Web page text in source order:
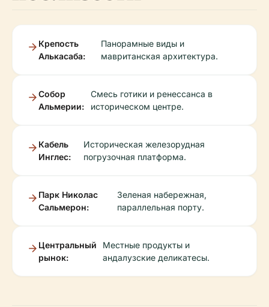
Крепость
Алькасаба:
Панорамные виды и
мавританская архитектура.
Собор
Альмерии:
Смесь готики и ренессанса в
историческом центре.
Кабель
Инглес:
Историческая железорудная
погрузочная платформа.
Парк Николас
Сальмерон:
Зеленая набережная,
параллельная порту.
Центральный
рынок:
Местные продукты и
андалузские деликатесы.